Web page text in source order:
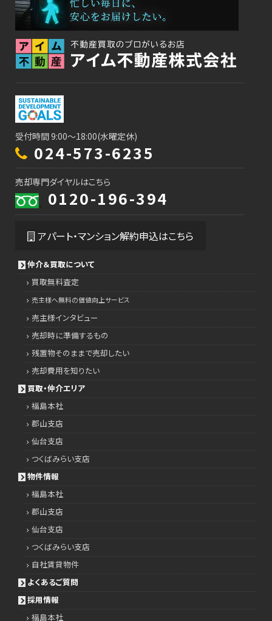
受付時間 9:00～18:00(水曜定休)
024-573-6235
売却専門ダイヤルはこちら
0120-196-394
アパート・マンション解約申込はこちら
仲介＆買取について
買取無料査定
売主様へ無料の価値向上サービス
売主様インタビュー
売却時に準備するもの
残置物そのままで売却したい
売却費用を知りたい
買取・仲介エリア
福島本社
郡山支店
仙台支店
つくばみらい支店
物件情報
福島本社
郡山支店
仙台支店
つくばみらい支店
自社賃貸物件
よくあるご質問
採用情報
福島本社